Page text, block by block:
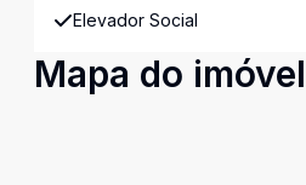
Elevador Social
Mapa do imóvel